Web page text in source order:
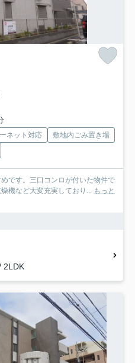
ネット対応
敷地内ごみ置き場
です。三口コンロが付いた物件で
機など大変充実しており... もっと
2LDK